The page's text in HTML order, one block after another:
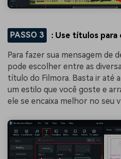
PASSO 3 : Use títulos para
Para fazer sua mensagem de
pode escolher entre as
título do Filmora. Basta ir até
um estilo que você goste e
ele se encaixa melhor no seu